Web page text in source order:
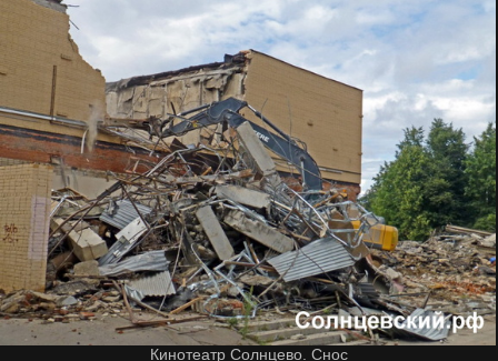
Кинотеатр Солнцево. Снос